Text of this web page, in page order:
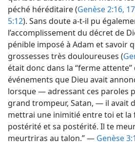
péché héréditaire (Genèse 2:16,
5:12). Sans doute a-​t-​il pu
l’accomplissement du décret de
pénible imposé à Adam et savoir
grossesses très douloureuses (
était donc dans la “ferme attente”
événements que Dieu avait
lorsque — adressant ces paroles
grand trompeur, Satan, — il avait
mettrai une inimitié entre toi et la
postérité et sa postérité. Il te
meurtriras au talon.” — Genèse